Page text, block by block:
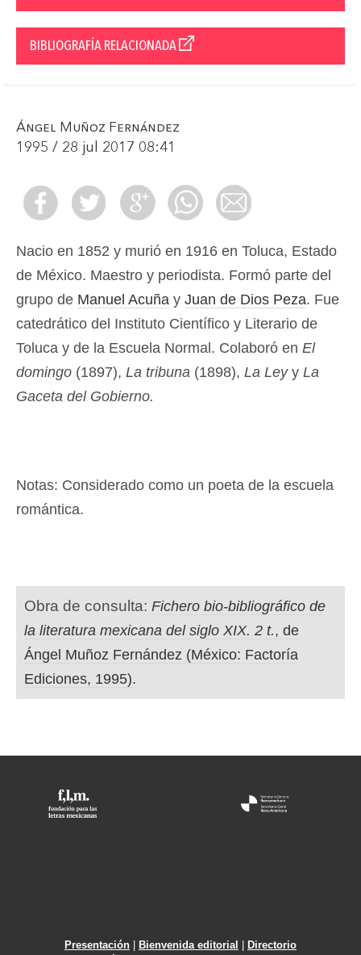
BIBLIOGRAFÍA RELACIONADA
Ángel Muñoz Fernández
1995 / 28 jul 2017 08:41
Nacio en 1852 y murió en 1916 en Toluca, Estado
de México. Maestro y periodista. Formó parte del
grupo de Manuel Acuña y Juan de Dios Peza. Fue
catedrático del Instituto Científico y Literario de
Toluca y de la Escuela Normal. Colaboró en El
domingo (1897), La tribuna (1898), La Ley y La
Gaceta del Gobierno.
Notas: Considerado como un poeta de la escuela
romántica.
Obra de consulta: Fichero bio-bibliográfico de
la literatura mexicana del siglo XIX. 2 t., de
Ángel Muñoz Fernández (México: Factoría
Ediciones, 1995).
Presentación Bienvenida editorial
Directorio